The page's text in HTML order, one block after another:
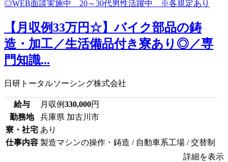
【月収例33万円☆】バイク部品の鋳
造・加工／生活備品付き寮あり◎／専
門知識...
日研トータルソーシング株式会社
給与 月収例330,000円
勤務地
兵庫県 加古川市
寮・社宅 あり
仕事内容 製造マシンの操作・鋳造 / 自動車系工場 / 交替制
詳細を表示